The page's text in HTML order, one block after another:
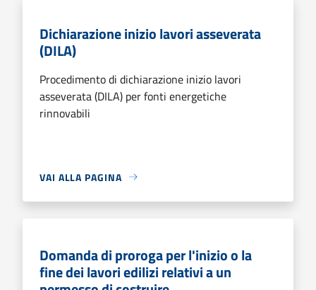
Dichiarazione inizio lavori asseverata
(DILA)
Procedimento di dichiarazione inizio lavori
asseverata (DILA) per fonti energetiche
rinnovabili
VAI ALLA PAGINA
Domanda di proroga per l'inizio o la
fine dei lavori edilizi relativi a un